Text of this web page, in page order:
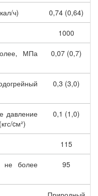
ч) 0,74 (0,64)
1000
МПа
0,07 (0,7)
0,3 (3,0)
давление
cм²)
0,1 (1,0)
115
не более
95